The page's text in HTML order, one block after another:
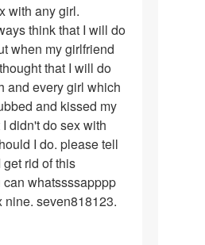
with any girl.
think that I will do
when my girlfriend
that I will do
and every girl which
and kissed my
didn't do sex with
I do. please tell
rid of this
whatssssapppp
nine. seven818123.